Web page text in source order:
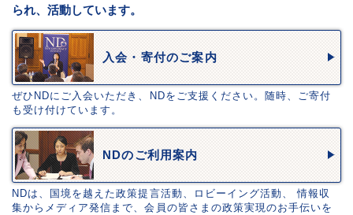
られ、活動しています。
入会・寄付のご案内
ぜひNDにご入会いただき、NDをご支援ください。随時、ご寄付
も受け付けています。
NDのご利用案内
NDは、国境を越えた政策提言活動、ロビーイング活動、 情報収
集からメディア発信まで、会員の皆さまの政策実現のお手伝いを